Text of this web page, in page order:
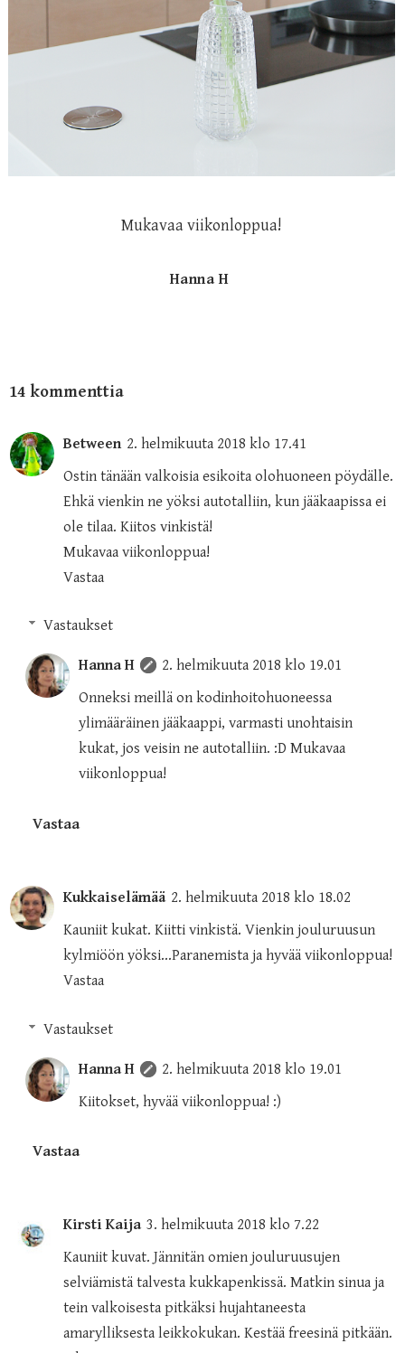
Mukavaa viikonloppua!
Hanna H
14 kommenttia
Between 2. helmikuuta 2018 klo 17.41
Ostin tänään valkoisia esikoita olohuoneen pöydälle.
Ehkä vienkin ne yöksi autotalliin, kun jääkaapissa ei
ole tilaa. Kiitos vinkistä!
Mukavaa viikonloppua!
Vastaa
Vastaukset
Hanna H
2. helmikuuta 2018 klo 19.01
Onneksi meillä on kodinhoitohuoneessa
ylimääräinen jääkaappi, varmasti unohtaisin
kukat, jos veisin ne autotalliin. :D Mukavaa
viikonloppua!
Vastaa
Kukkaiselämää 2. helmikuuta 2018 klo 18.02
Kauniit kukat. Kiitti vinkistä. Vienkin jouluruusun
kylmiöön yöksi...Paranemista ja hyvää viikonloppua!
Vastaa
Vastaukset
Hanna H
2. helmikuuta 2018 klo 19.01
Kiitokset, hyvää viikonloppua! :)
Vastaa
Kirsti Kaija 3. helmikuuta 2018 klo 7.22
Kauniit kuvat. Jännitän omien jouluruusujen
selviämistä talvesta kukkapenkissä. Matkin sinua ja
tein valkoisesta pitkäksi hujahtaneesta
amarylliksesta leikkokukan. Kestää freesinä pitkään.